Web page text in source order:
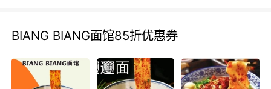
BIANG BIANG面馆85折优惠券